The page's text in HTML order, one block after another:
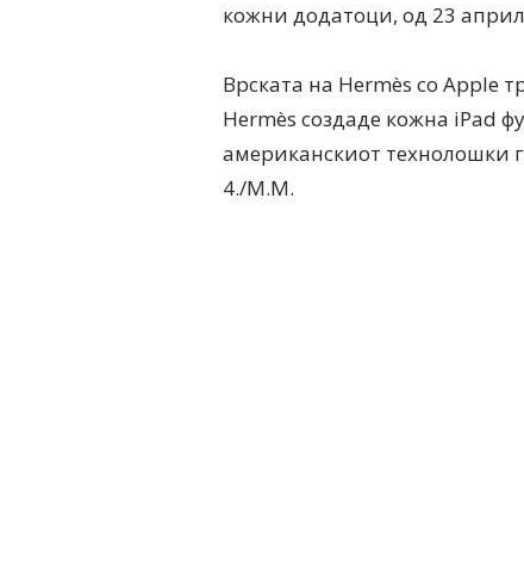
кожни додатоци, од 23
Врската на Hermès со Apple
Hermès создаде кожна iPad
американскиот технолошки
4./M.M.